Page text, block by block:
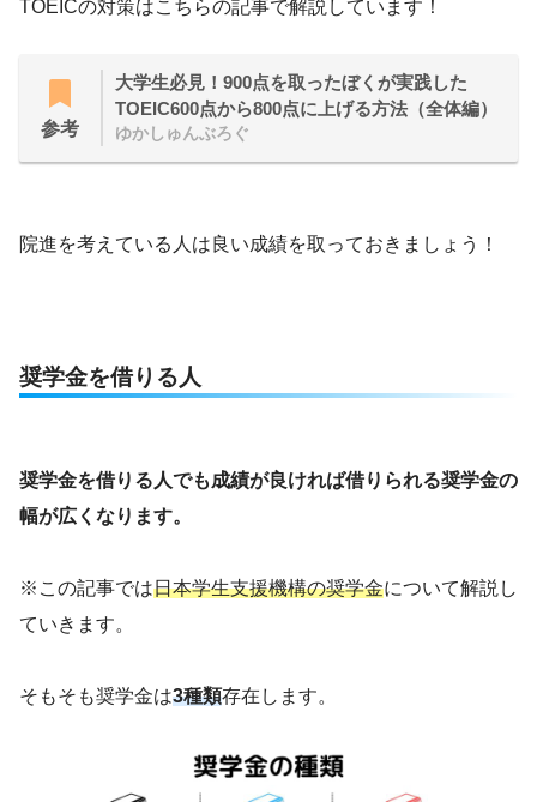
TOEICの対策はこちらの記事で解説しています！
参考
大学生必見！900点を取ったぼくが実践した
TOEIC600点から800点に上げる方法（全体編）
ゆかしゅんぶろぐ
院進を考えている人は良い成績を取っておきましょう！
奨学金を借りる人
奨学金を借りる人でも成績が良ければ借りられる奨学金の
幅が広くなります。
※この記事では日本学生支援機構の奨学金について解説し
ていきます。
そもそも奨学金は3種類存在します。